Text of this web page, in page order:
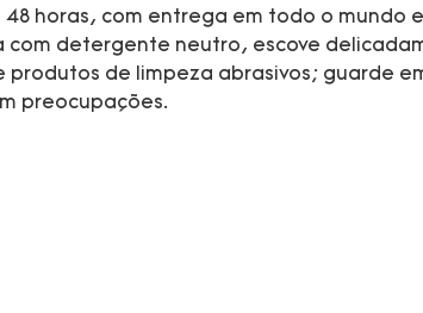
48 horas, com entrega em todo o mundo
com detergente neutro, escove
produtos de limpeza abrasivos; guarde
preocupações.